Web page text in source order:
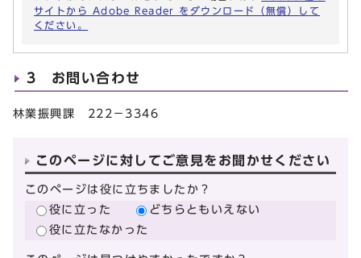
サイトから Adobe Reader をダウンロード（無償）して
ください。
3 お問い合わせ
林業振興課 222－3346
このページに対してご意見をお聞かせください
このページは役に立ちましたか？
役に立った
どちらともいえない
役に立たなかった